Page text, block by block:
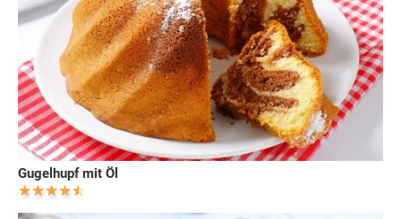
Gugelhupf mit Öl